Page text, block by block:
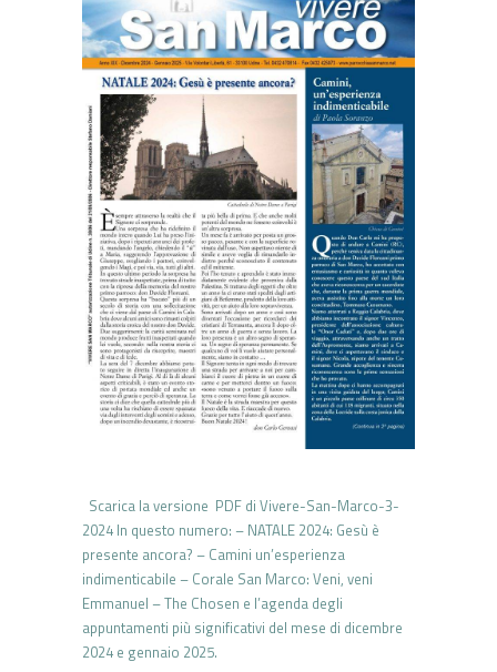
Scarica la versione PDF di Vivere-San-Marco-3-
2024 In questo numero: – NATALE 2024: Gesù è
presente ancora? – Camini un’esperienza
indimenticabile – Corale San Marco: Veni, veni
Emmanuel – The Chosen e l’agenda degli
appuntamenti più significativi del mese di dicembre
2024 e gennaio 2025.